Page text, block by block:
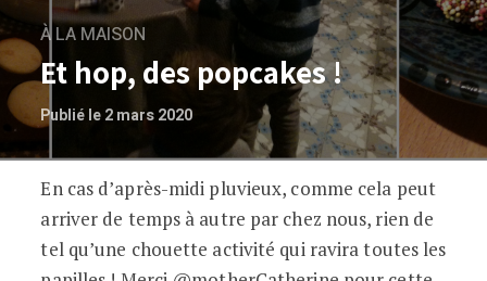
À LA MAISON
Et hop, des popcakes !
Publié le 2 mars 2020
Et hop, des popcakes !
En cas d’après-midi pluvieux, comme cela peut
arriver de temps à autre par chez nous, rien de
tel qu’une chouette activité qui ravira toutes les